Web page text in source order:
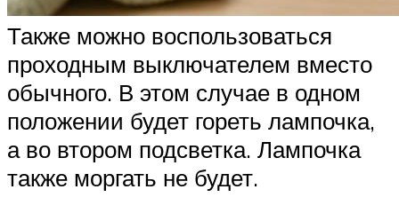
Также можно воспользоваться
проходным выключателем вместо
обычного. В этом случае в одном
положении будет гореть лампочка,
а во втором подсветка. Лампочка
также моргать не будет.